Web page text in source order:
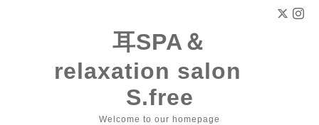
耳SPA＆
relaxation salon
S.free
Welcome to our homepage